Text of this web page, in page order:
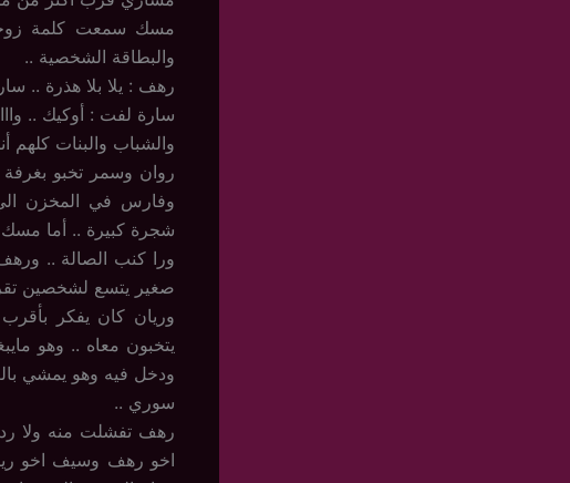
مسك سمعت كلمة
والبطاقة الشخصية ..
رهف : يلا بلا هذرة ..
سارة لفت : أوكيك ..
والشباب والبنات كلهم
روان وسمر تخبو
وفارس في المخزن
شجرة كبيرة .. أما مسك
ورا كنب الصالة ..
صغير يتسع لشخصين
وريان كان يفكر
يتخبون معاه .. وهو
ودخل فيه وهو يمشي
سوري ..
رهف تفشلت منه ولا
اخو رهف وسيف اخو